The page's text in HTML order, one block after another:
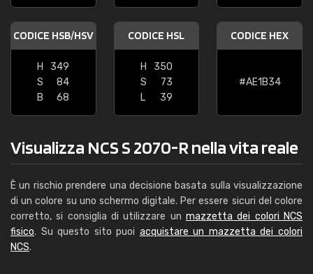
CODICE HSB/HSV
H
349
S
84
B
68
CODICE HSL
H
350
S
73
L
39
CODICE HEX
#AE1B34
Visualizza NCS S 2070-R nella vita reale
È un rischio prendere una decisione basata sulla visualizzazione
di un colore su uno schermo digitale. Per essere sicuri del colore
corretto, si consiglia di utilizzare un mazzetta dei colori NCS
fisico. Su questo sito puoi acquistare un mazzetta dei colori
NCS.